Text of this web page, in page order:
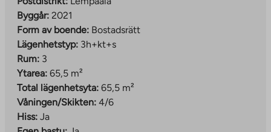
Byggår: 2021
Form av boende: Bostadsrätt
Lägenhetstyp: 3h+kt+s
Rum: 3
Ytarea: 65,5 m²
Total lägenhetsyta: 65,5 m²
Våningen/Skikten: 4/6
Hiss: Ja